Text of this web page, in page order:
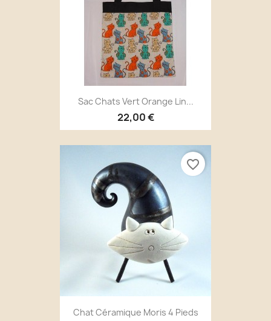
Sac Chats Vert Orange Lin...
22,00 €
Chat Céramique Moris 4 Pieds
favorite_border